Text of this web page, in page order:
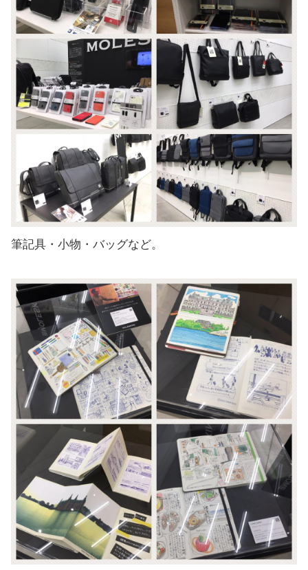
筆記具・小物・バッグなど。